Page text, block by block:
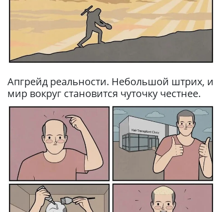
Апгрейд реальности. Небольшой штрих, и
мир вокруг становится чуточку честнее.